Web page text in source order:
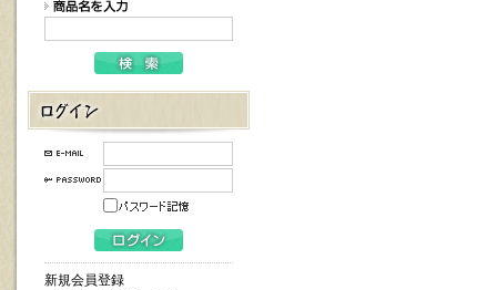
新規会員登録